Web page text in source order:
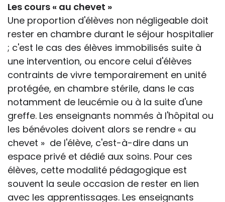
Les cours « au chevet »
Une proportion d'élèves non négligeable doit
rester en chambre durant le séjour hospitalier
; c'est le cas des élèves immobilisés suite à
une intervention, ou encore celui d'élèves
contraints de vivre temporairement en unité
protégée, en chambre stérile, dans le cas
notamment de leucémie ou à la suite d'une
greffe. Les enseignants nommés à l'hôpital ou
les bénévoles doivent alors se rendre « au
chevet » de l'élève, c'est-à-dire dans un
espace privé et dédié aux soins. Pour ces
élèves, cette modalité pédagogique est
souvent la seule occasion de rester en lien
avec les apprentissages. Les enseignants